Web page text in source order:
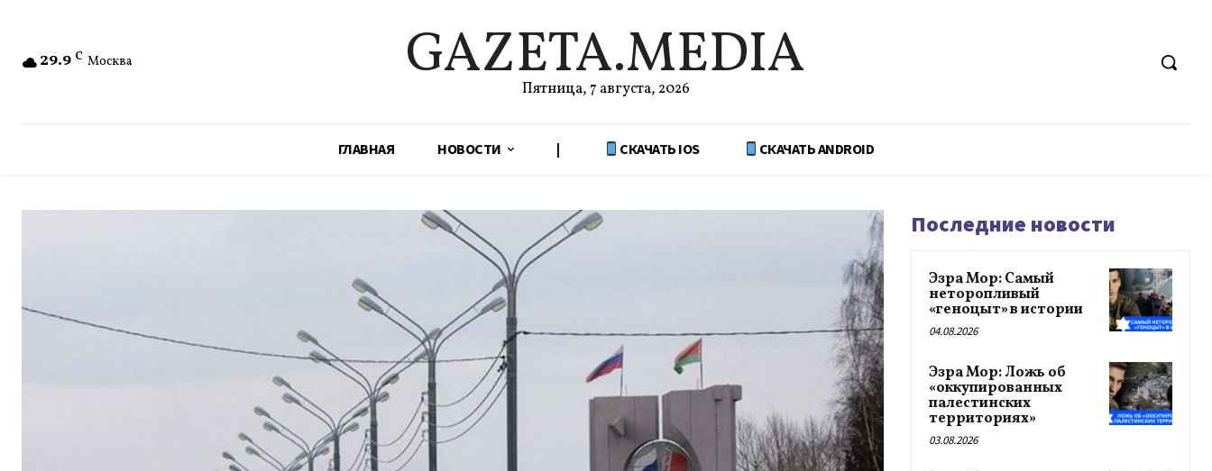
29.9 C Москва GAZETA.MEDIA
Пятница, 7 августа, 2026
ГЛАВНАЯ НОВОСТИ | СКАЧАТЬ IOS СКАЧАТЬ ANDROID
Последние новости
Эзра Мор: Самый
неторопливый
«геноцыт» в истории
04.08.2026
Эзра Мор: Ложь об
«оккупированных
палестинских
территориях»
03.08.2026